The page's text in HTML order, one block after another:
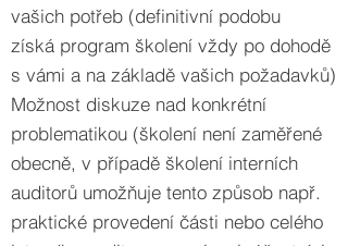
vašich potřeb (definitivní podobu
získá program školení vždy po dohodě
s vámi a na základě vašich požadavků)
Možnost diskuze nad konkrétní
problematikou (školení není zaměřené
obecně, v případě školení interních
auditorů umožňuje tento způsob např.
praktické provedení části nebo celého